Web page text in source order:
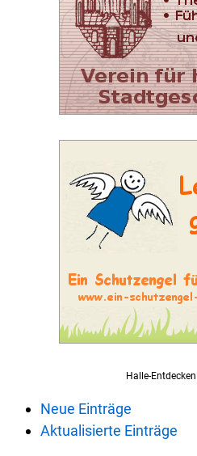
Halle-
Neue Einträge
Aktualisierte Einträge